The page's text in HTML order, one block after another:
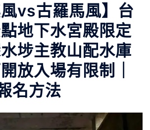
風vs古羅馬風】台
地下水宮殿限定
埗主教山配水庫
放入場有限制｜
名方法